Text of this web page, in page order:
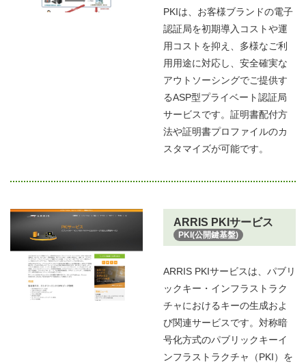
PKIは、お客様ブランドの電子
認証局を初期導入コストや運
用コストを抑え、多様なご利
用用途に対応し、安全確実な
アウトソーシングでご提供す
るASP型プライベート認証局
サービスです。証明書配付方
法や証明書プロファイルのカ
スタマイズが可能です。
ARRIS PKIサービス
PKI(公開鍵基盤)
ARRIS PKIサービスは、パブリ
ックキー・インフラストラク
チャにおけるキーの生成およ
び関連サービスです。対称暗
号化方式のパブリックキーイ
ンフラストラクチャ（PKI）を